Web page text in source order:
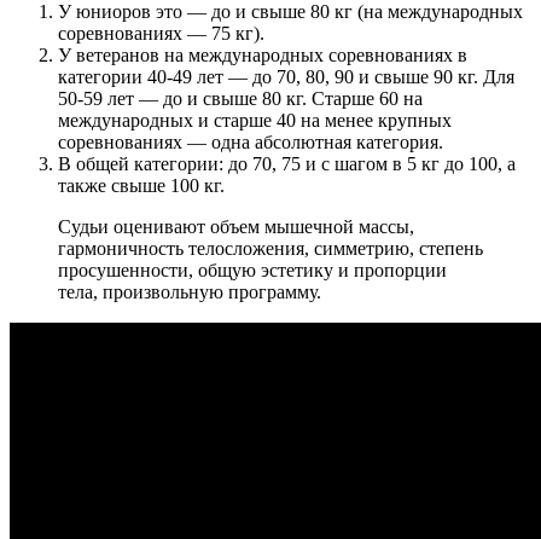
У юниоров это — до и свыше 80 кг (на международных
соревнованиях — 75 кг).
У ветеранов на международных соревнованиях в
категории 40-49 лет — до 70, 80, 90 и свыше 90 кг. Для
50-59 лет — до и свыше 80 кг. Старше 60 на
международных и старше 40 на менее крупных
соревнованиях — одна абсолютная категория.
В общей категории: до 70, 75 и с шагом в 5 кг до 100, а
также свыше 100 кг.
Судьи оценивают объем мышечной массы,
гармоничность телосложения, симметрию, степень
просушенности, общую эстетику и пропорции
тела, произвольную программу.